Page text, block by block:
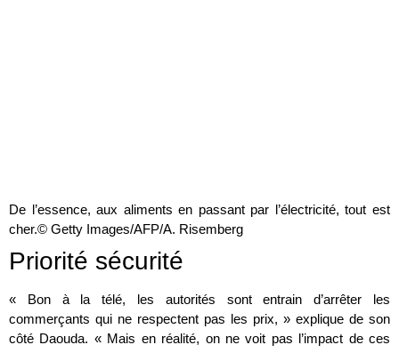
De l’essence, aux aliments en passant par l’électricité, tout est
cher.© Getty Images/AFP/A. Risemberg
Priorité sécurité
« Bon à la télé, les autorités sont entrain d’arrêter les
commerçants qui ne respectent pas les prix, » explique de son
côté Daouda. « Mais en réalité, on ne voit pas l’impact de ces